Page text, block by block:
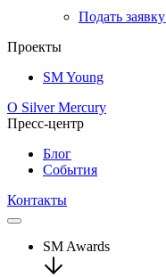
Подать заявку
Проекты
SM Young
О Silver Mercury
Пресс-центр
Блог
События
Контакты
SM Awards